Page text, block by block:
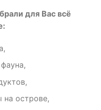
для Вас всё
на острове,